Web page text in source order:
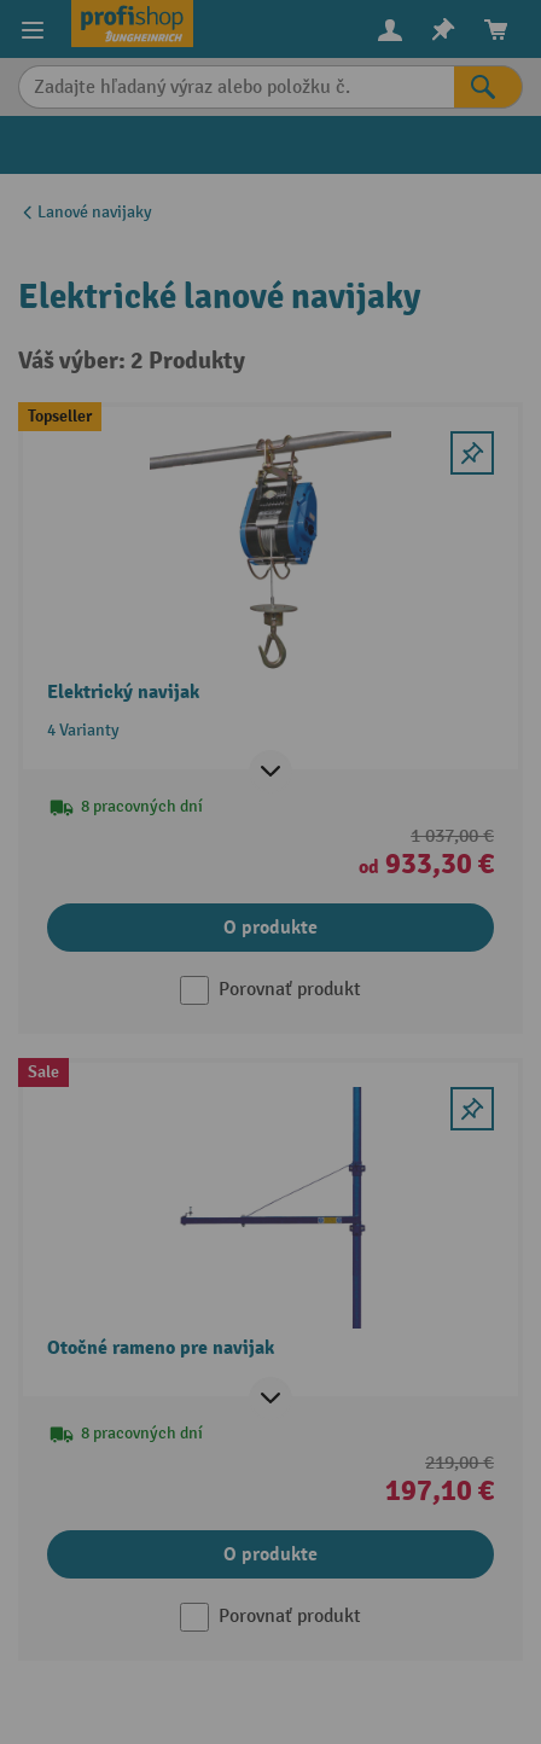
content
Lanové navijaky
Elektrické lanové navijaky
Váš výber: 2 Produkty
Topseller
Elektrický navijak
4 Varianty
8 pracovných dní
1 037,00 €
od 933,30 €
O produkte
Porovnať produkt
Sale
Otočné rameno pre navijak
8 pracovných dní
219,00 €
197,10 €
O produkte
Porovnať produkt